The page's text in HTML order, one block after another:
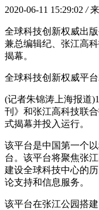
2020-06-11 15:29:02 /
全球科技创新权威出
兼总编辑纪、张江高
揭幕。
全球科技创新权威平
(记者朱锦涛上海报道
刊》和张江高科技联
式揭幕并投入运行。
该平台是中国第一个
台。该平台将聚焦张
建设全球科技中心的
论支持和信息服务。
该平台在张江公园搭